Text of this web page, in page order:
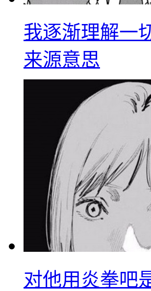
我逐渐理解一
来源意思
对他用炎拳吧